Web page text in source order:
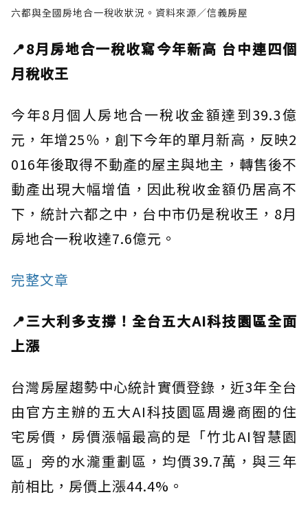
六都與全國房地合一稅收狀況。資料來源／信義房屋
📍8月房地合一稅收寫今年新高 台中連四個
月稅收王
今年8月個人房地合一稅收金額達到39.3億
元，年增25％，創下今年的單月新高，反映2
016年後取得不動產的屋主與地主，轉售後不
動產出現大幅增值，因此稅收金額仍居高不
下，統計六都之中，台中市仍是稅收王，8月
房地合一稅收達7.6億元。
完整文章
📍三大利多支撐！全台五大AI科技園區全面
上漲
台灣房屋趨勢中心統計實價登錄，近3年全台
由官方主辦的五大AI科技園區周邊商圈的住
宅房價，房價漲幅最高的是「竹北AI智慧園
區」旁的水瀧重劃區，均價39.7萬，與三年
前相比，房價上漲44.4%。